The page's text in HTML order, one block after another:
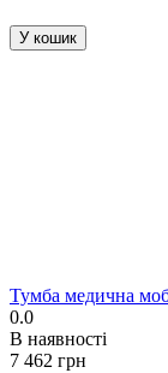
У кошик
Тумба медична
0.0
В наявності
‍7 462‍ грн